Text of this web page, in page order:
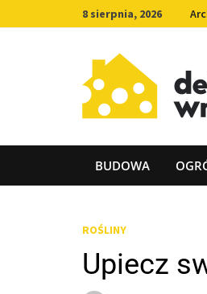
to
8 sierpnia, 2026
BUDOWA
ROŚLINY
Upiecz